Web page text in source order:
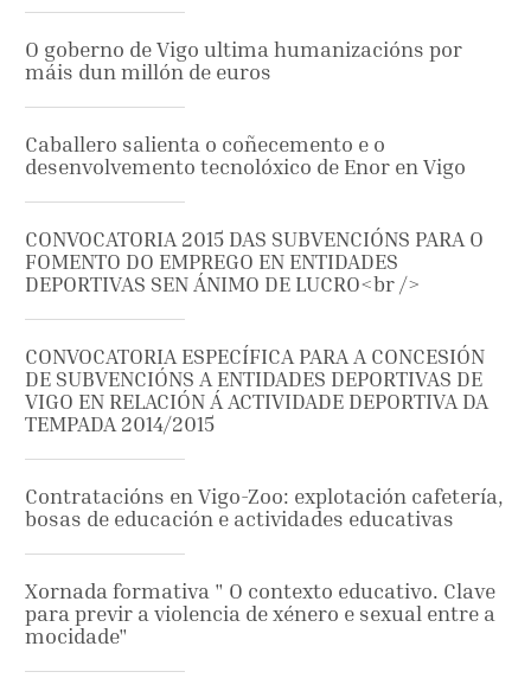
O goberno de Vigo ultima humanizacións por
máis dun millón de euros
Caballero salienta o coñecemento e o
desenvolvemento tecnolóxico de Enor en Vigo
CONVOCATORIA 2015 DAS SUBVENCIÓNS PARA O
FOMENTO DO EMPREGO EN ENTIDADES
DEPORTIVAS SEN ÁNIMO DE LUCRO<br />
CONVOCATORIA ESPECÍFICA PARA A CONCESIÓN
DE SUBVENCIÓNS A ENTIDADES DEPORTIVAS DE
VIGO EN RELACIÓN Á ACTIVIDADE DEPORTIVA DA
TEMPADA 2014/2015
Contratacións en Vigo-Zoo: explotación cafetería,
bosas de educación e actividades educativas
Xornada formativa " O contexto educativo. Clave
para previr a violencia de xénero e sexual entre a
mocidade"